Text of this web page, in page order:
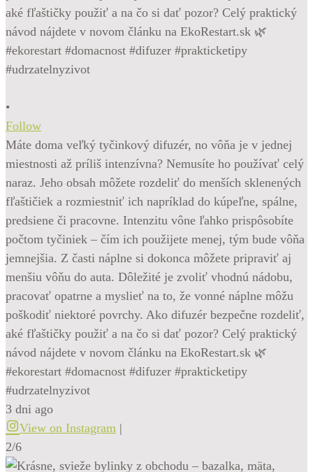
•
Follow
Máte doma veľký tyčinkový difuzér, no vôňa je v jednej
miestnosti až príliš intenzívna? Nemusíte ho používať celý
naraz. Jeho obsah môžete rozdeliť do menších sklenených
fľaštičiek a rozmiestniť ich napríklad do kúpeľne, spálne,
predsiene či pracovne. Intenzitu vône ľahko prispôsobíte
počtom tyčiniek – čím ich použijete menej, tým bude vôňa
jemnejšia. Z časti náplne si dokonca môžete pripraviť aj
menšiu vôňu do auta. Dôležité je zvoliť vhodnú nádobu,
pracovať opatrne a myslieť na to, že vonné náplne môžu
poškodiť niektoré povrchy. Ako difuzér bezpečne rozdeliť,
aké fľaštičky použiť a na čo si dať pozor? Celý praktický
návod nájdete v novom článku na EkoRestart.sk 🌿
#ekorestart #domacnost #difuzer #prakticketipy
#udrzatelnyzivot
3 dni ago
View on Instagram |
2/6